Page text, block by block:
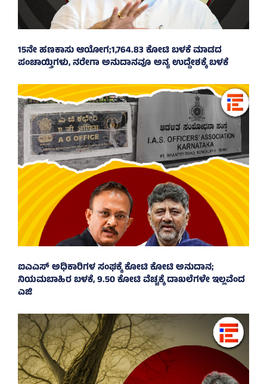
15ನೇ ಹಣಕಾಸು ಆಯೋಗ;1,764.83 ಕೋಟಿ ಬಳಕೆ ಮಾಡದ
ಪಂಚಾಯ್ತಿಗಳು, ನರೇಗಾ ಅನುದಾನವೂ ಅನ್ಯ ಉದ್ದೇಶಕ್ಕೆ ಬಳಕೆ
ಐಎಎಸ್‌ ಅಧಿಕಾರಿಗಳ ಸಂಘಕ್ಕೆ ಕೋಟಿ ಕೋಟಿ ಅನುದಾನ;
ನಿಯಮಬಾಹಿರ ಬಳಕೆ, 9.50 ಕೋಟಿ ವೆಚ್ಚಕ್ಕೆ ದಾಖಲೆಗಳೇ ಇಲ್ಲವೆಂದ
ಎಜಿ